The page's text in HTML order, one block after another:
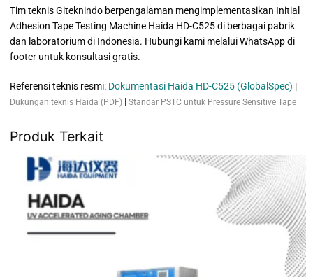
Tim teknis Giteknindo berpengalaman mengimplementasikan Initial
Adhesion Tape Testing Machine Haida HD-C525 di berbagai pabrik
dan laboratorium di Indonesia. Hubungi kami melalui WhatsApp di
footer untuk konsultasi gratis.
Referensi teknis resmi: Dokumentasi Haida HD-C525 (GlobalSpec) |
Dukungan teknis Haida (PDF) | Standar PSTC untuk Pressure Sensitive Tape
Produk Terkait